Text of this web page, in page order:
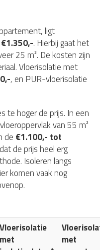
ligt
. Hierbij gaat het
25 m². De kosten zijn
Vloerisolatie met
, en PUR-vloerisolatie
te hoger de prijs. In een
van 55 m²
de €1.100,- tot
de prijs heel erg
Isoleren langs
komen vaak nog
Vloerisolatie
met
met